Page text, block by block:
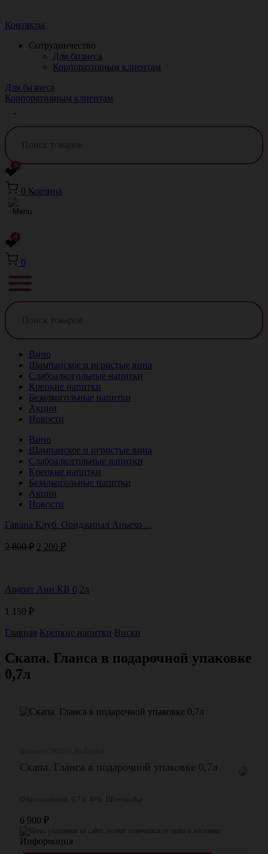
Контакты
Сотрудничество
Для бизнеса
Корпоративным клиентам
Для бизнеса
Корпоративным клиентам
❤0
0 Корзина
❤0
0
Вино
Шампанское и игристые вина
Слабоалкогольные напитки
Крепкие напитки
Безалкогольные напитки
Акции
Новости
Вино
Шампанское и игристые вина
Слабоалкогольные напитки
Крепкие напитки
Безалкогольные напитки
Акции
Новости
Гавана Клуб. Ориджинал Аньехо ...
2 800₽ Первоначальная
800 ₽.
2 200 ₽Текущая
Арарат Ани КВ 0,2л
1 150 ₽
Главная Крепкие напитки Виски
Скапа. Гланса в подарочной упаковке
0,7л
Скапа. Гланса в подарочной упаковке 0,7л
6 900 ₽